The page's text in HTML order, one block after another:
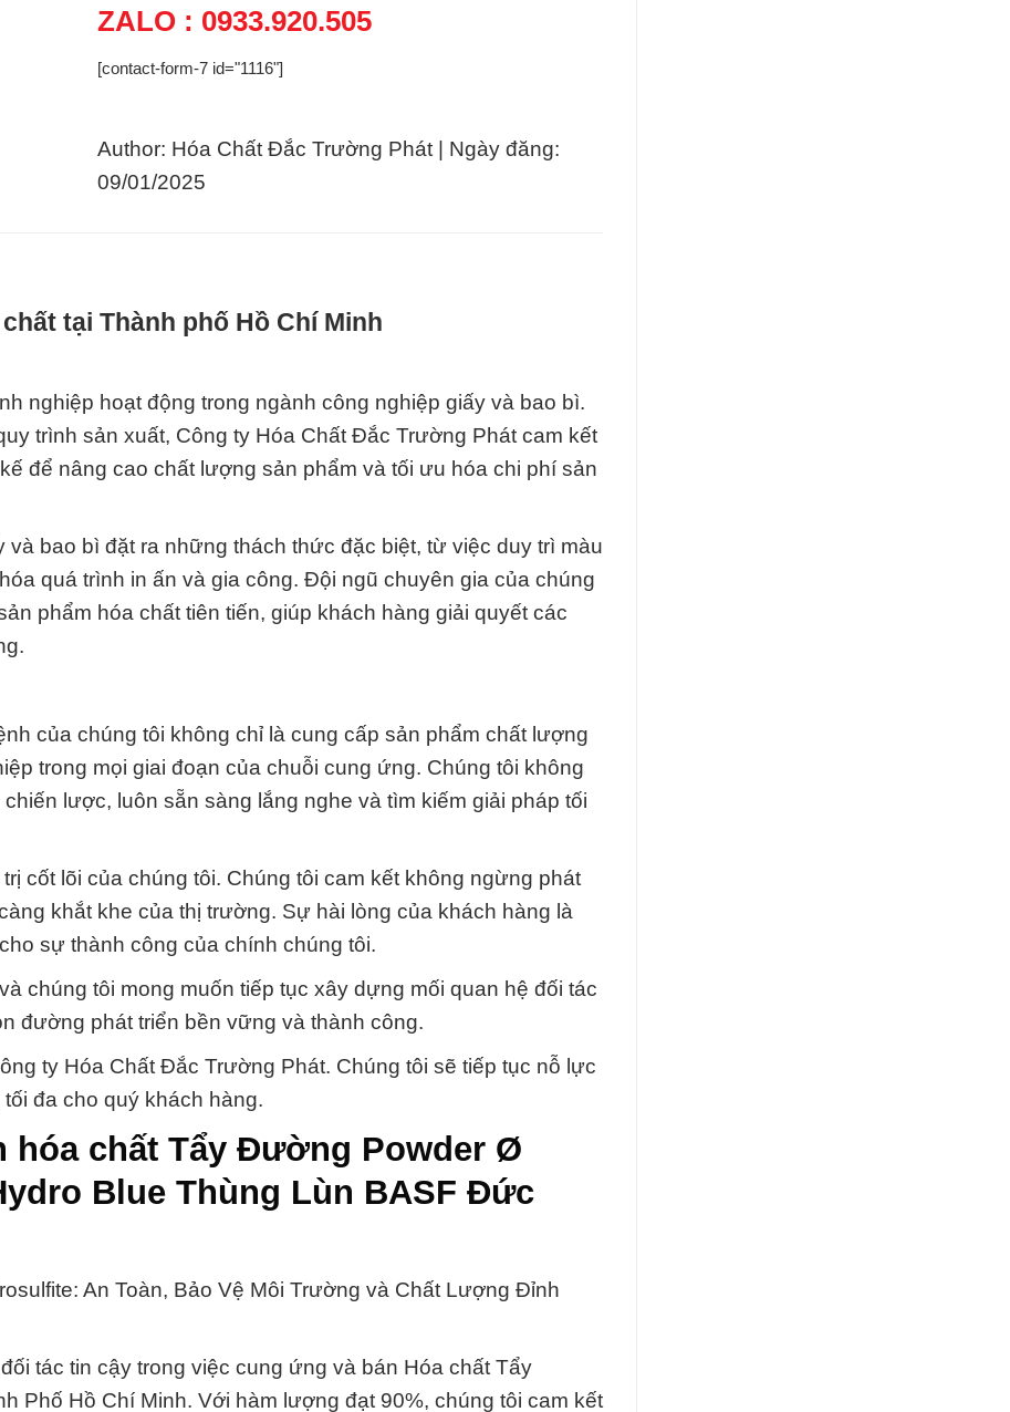
ZALO : 0933.920.505
[contact-form-7 id="1116"]
Author: Hóa Chất Đắc Trường Phát | Ngày đăng:
09/01/2025
tại Thành phố Hồ Chí Minh
nghiệp hoạt động trong ngành công nghiệp giấy và bao bì.
trình sản xuất, Công ty Hóa Chất Đắc Trường Phát cam kết
để nâng cao chất lượng sản phẩm và tối ưu hóa chi phí sản
bao bì đặt ra những thách thức đặc biệt, từ việc duy trì màu
quá trình in ấn và gia công. Đội ngũ chuyên gia của chúng
phẩm hóa chất tiên tiến, giúp khách hàng giải quyết các
của chúng tôi không chỉ là cung cấp sản phẩm chất lượng
trong mọi giai đoạn của chuỗi cung ứng. Chúng tôi không
lược, luôn sẵn sàng lắng nghe và tìm kiếm giải pháp tối
cốt lõi của chúng tôi. Chúng tôi cam kết không ngừng phát
khắt khe của thị trường. Sự hài lòng của khách hàng là
sự thành công của chính chúng tôi.
chúng tôi mong muốn tiếp tục xây dựng mối quan hệ đối tác
đường phát triển bền vững và thành công.
ty Hóa Chất Đắc Trường Phát. Chúng tôi sẽ tiếp tục nỗ lực
đa cho quý khách hàng.
hóa chất Tẩy Đường Powder Ø
Blue Thùng Lùn BASF Đức
An Toàn, Bảo Vệ Môi Trường và Chất Lượng Đỉnh
tác tin cậy trong việc cung ứng và bán Hóa chất Tẩy
Phố Hồ Chí Minh. Với hàm lượng đạt 90%, chúng tôi cam kết